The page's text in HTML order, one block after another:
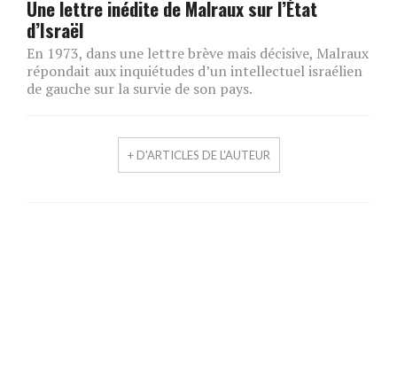
Une lettre inédite de Malraux sur l’État
d’Israël
En 1973, dans une lettre brève mais décisive, Malraux
répondait aux inquiétudes d’un intellectuel israélien
de gauche sur la survie de son pays.
+ D'ARTICLES DE L'AUTEUR